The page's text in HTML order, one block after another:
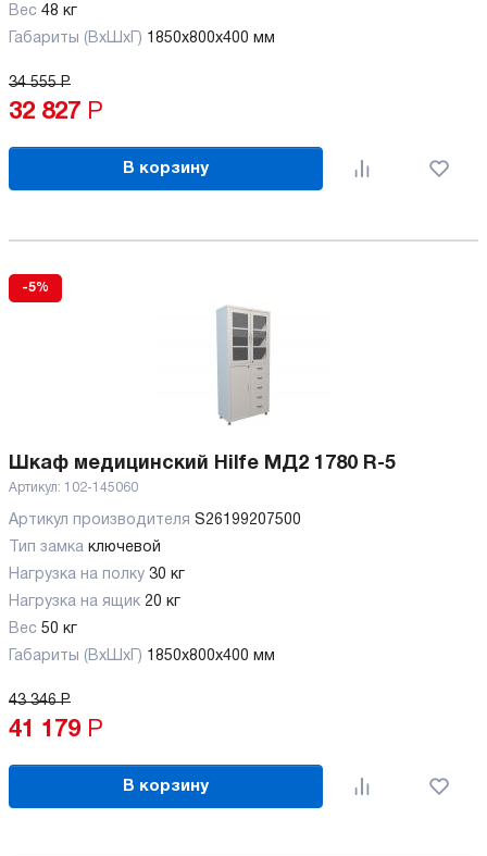
Вес 48 кг
Габариты (ВхШхГ) 1850x800x400 мм
34 555 Р
32 827 Р
В корзину
-5%
Шкаф медицинский Hilfe МД2 1780 R-5
Артикул: 102-145060
Артикул производителя S26199207500
Тип замка ключевой
Нагрузка на полку 30 кг
Нагрузка на ящик 20 кг
Вес 50 кг
Габариты (ВхШхГ) 1850x800x400 мм
43 346 Р
41 179 Р
В корзину